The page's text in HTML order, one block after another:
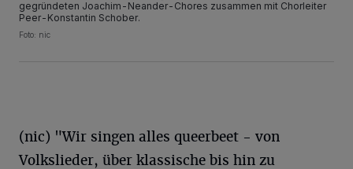
gegründeten Joachim-Neander-Chores zusammen mit Chorleiter
Peer-Konstantin Schober.
Foto: nic
(nic) "Wir singen alles queerbeet - von
Volkslieder, über klassische bis hin zu